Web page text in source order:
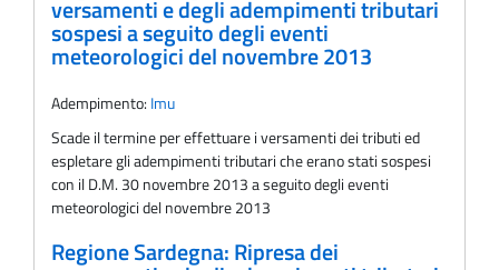
versamenti e degli adempimenti tributari
sospesi a seguito degli eventi
meteorologici del novembre 2013
Adempimento: Imu
Scade il termine per effettuare i versamenti dei tributi ed
espletare gli adempimenti tributari che erano stati sospesi
con il D.M. 30 novembre 2013 a seguito degli eventi
meteorologici del novembre 2013
Regione Sardegna: Ripresa dei